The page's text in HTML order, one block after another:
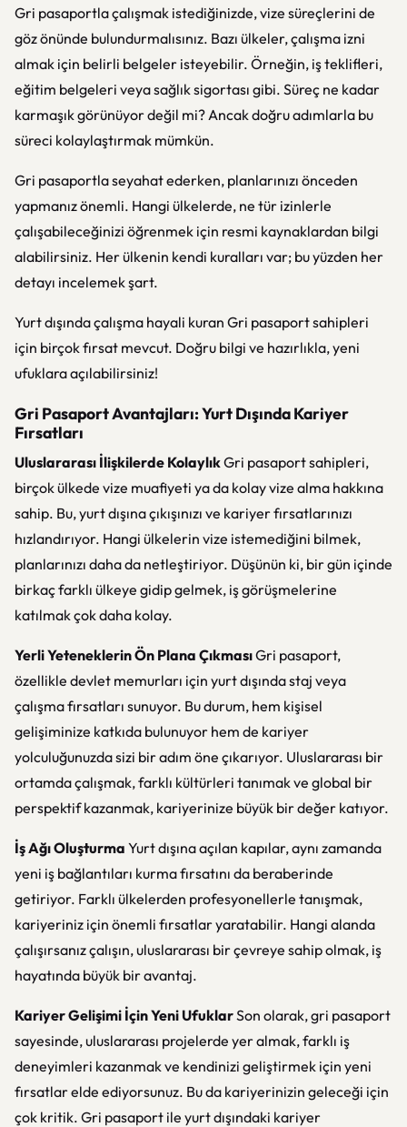
Gri pasaportla çalışmak istediğinizde, vize süreçlerini de
göz önünde bulundurmalısınız. Bazı ülkeler, çalışma izni
almak için belirli belgeler isteyebilir. Örneğin, iş teklifleri,
eğitim belgeleri veya sağlık sigortası gibi. Süreç ne kadar
karmaşık görünüyor değil mi? Ancak doğru adımlarla bu
süreci kolaylaştırmak mümkün.
Gri pasaportla seyahat ederken, planlarınızı önceden
yapmanız önemli. Hangi ülkelerde, ne tür izinlerle
çalışabileceğinizi öğrenmek için resmi kaynaklardan bilgi
alabilirsiniz. Her ülkenin kendi kuralları var; bu yüzden her
detayı incelemek şart.
Yurt dışında çalışma hayali kuran Gri pasaport sahipleri
için birçok fırsat mevcut. Doğru bilgi ve hazırlıkla, yeni
ufuklara açılabilirsiniz!
Gri Pasaport Avantajları: Yurt Dışında Kariyer
Fırsatları
Uluslararası İlişkilerde KolaylıkGri pasaport sahipleri,
birçok ülkede vize muafiyeti ya da kolay vize alma hakkına
sahip. Bu, yurt dışına çıkışınızı ve kariyer fırsatlarınızı
hızlandırıyor. Hangi ülkelerin vize istemediğini bilmek,
planlarınızı daha da netleştiriyor. Düşünün ki, bir gün içinde
birkaç farklı ülkeye gidip gelmek, iş görüşmelerine
katılmak çok daha kolay.
Yerli Yeteneklerin Ön Plana ÇıkmasıGri pasaport,
özellikle devlet memurları için yurt dışında staj veya
çalışma fırsatları sunuyor. Bu durum, hem kişisel
gelişiminize katkıda bulunuyor hem de kariyer
yolculuğunuzda sizi bir adım öne çıkarıyor. Uluslararası bir
ortamda çalışmak, farklı kültürleri tanımak ve global bir
perspektif kazanmak, kariyerinize büyük bir değer katıyor.
İş Ağı Oluşturma Yurt dışına açılan kapılar, aynı zamanda
yeni iş bağlantıları kurma fırsatını da beraberinde
getiriyor. Farklı ülkelerden profesyonellerle tanışmak,
kariyeriniz için önemli fırsatlar yaratabilir. Hangi alanda
çalışırsanız çalışın, uluslararası bir çevreye sahip olmak, iş
hayatında büyük bir avantaj.
Kariyer Gelişimi İçin Yeni UfuklarSon olarak, gri pasaport
sayesinde, uluslararası projelerde yer almak, farklı iş
deneyimleri kazanmak ve kendinizi geliştirmek için yeni
fırsatlar elde ediyorsunuz. Bu da kariyerinizin geleceği için
çok kritik. Gri pasaport ile yurt dışındaki kariyer